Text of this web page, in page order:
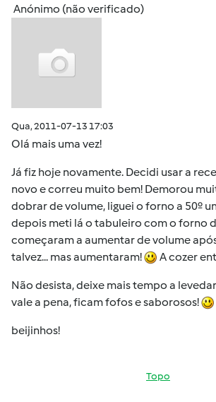
Anónimo (não verificado)
Qua, 2011-07-13 17:03
Olá mais uma vez!
Já fiz hoje novamente. Decidi usar a
novo e correu muito bem! Demorou
dobrar de volume, liguei o forno a 50º
depois meti lá o tabuleiro com o forno
começaram a aumentar de volume
talvez... mas aumentaram!
A cozer
Não desista, deixe mais tempo a
vale a pena, ficam fofos e saborosos!
beijinhos!
Topo